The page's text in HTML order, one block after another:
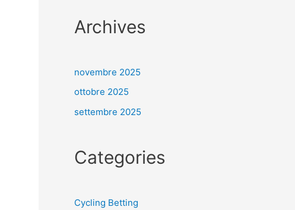
Archives
novembre 2025
ottobre 2025
settembre 2025
Categories
Cycling Betting